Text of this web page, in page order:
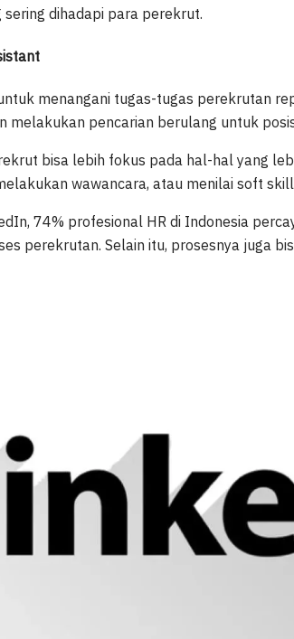
dihadapi para perekrut.
menangani tugas-tugas perekrutan
melakukan pencarian berulang untuk
bisa lebih fokus pada hal-hal yang
wawancara, atau menilai soft
74% profesional HR di Indonesia
perekrutan. Selain itu, prosesnya juga